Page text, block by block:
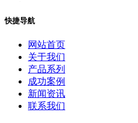
快捷导航
网站首页
关于我们
产品系列
成功案例
新闻资讯
联系我们